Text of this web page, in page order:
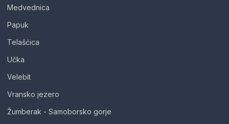
Medvednica
Papuk
Telašćica
Učka
Velebit
Vransko jezero
Žumberak - Samoborsko gorje